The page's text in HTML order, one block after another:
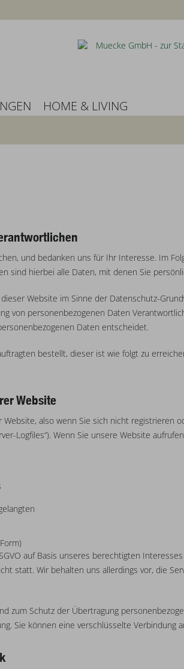
HOME & LIVING
und bedanken uns für Ihr Interesse. Im
sind hierbei alle Daten, mit denen Sie
Website im Sinne der Datenschutz-
von personenbezogenen Daten
Daten entscheidet.
bestellt, dieser ist wie folgt zu
Website
also wenn Sie sich nicht
Logfiles“). Wenn Sie unsere Website
auf Basis unseres berechtigten
statt. Wir behalten uns allerdings vor, die
zum Schutz der Übertragung
Sie können eine verschlüsselte